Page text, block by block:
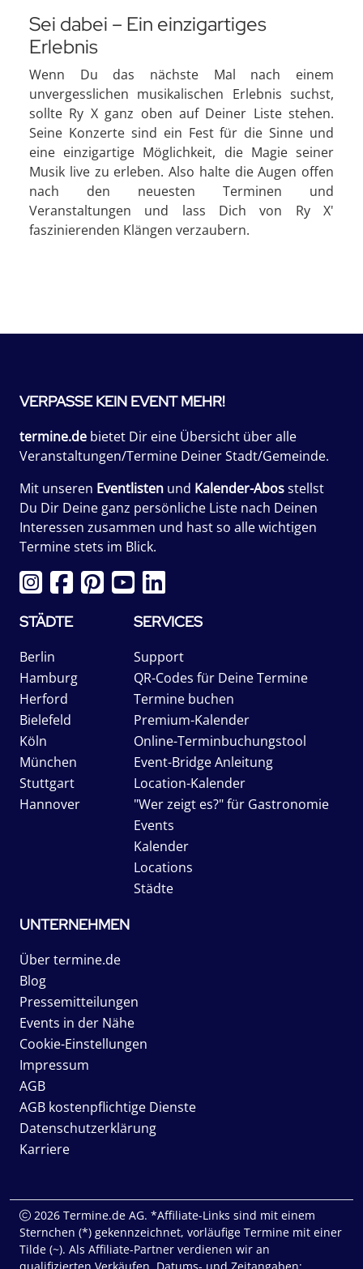
Sei dabei – Ein einzigartiges
Erlebnis
Wenn Du das nächste Mal nach einem
unvergesslichen musikalischen Erlebnis suchst,
sollte Ry X ganz oben auf Deiner Liste stehen.
Seine Konzerte sind ein Fest für die Sinne und
eine einzigartige Möglichkeit, die Magie seiner
Musik live zu erleben. Also halte die Augen offen
nach den neuesten Terminen und
Veranstaltungen und lass Dich von Ry X'
faszinierenden Klängen verzaubern.
VERPASSE KEIN EVENT MEHR!
termine.de bietet Dir eine Übersicht über alle
Veranstaltungen/Termine Deiner Stadt/Gemeinde.
Mit unseren Eventlisten und Kalender-Abosstellst
Du Dir Deine ganz persönliche Liste nach Deinen
Interessen zusammen und hast so alle wichtigen
Termine stets im Blick.
STÄDTE
Berlin
Hamburg
Herford
Bielefeld
Köln
München
Stuttgart
Hannover
SERVICES
Support
QR-Codes für Deine Termine
Termine buchen
Premium-Kalender
Online-Terminbuchungstool
Event-Bridge Anleitung
Location-Kalender
"Wer zeigt es?" für Gastronomie
Events
Kalender
Locations
Städte
UNTERNEHMEN
Über termine.de
Blog
Pressemitteilungen
Events in der Nähe
Cookie-Einstellungen
Impressum
AGB
AGB kostenpflichtige Dienste
Datenschutzerklärung
Karriere
2026 Termine.de AG. *Affiliate-Links sind mit einem
Sternchen (*) gekennzeichnet, vorläufige Termine mit einer
Tilde (~). Als Affiliate-Partner verdienen wir an
qualifizierten Verkäufen. Datums- und Zeitangaben: